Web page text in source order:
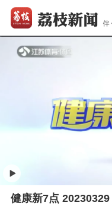
健康新7点 20230329